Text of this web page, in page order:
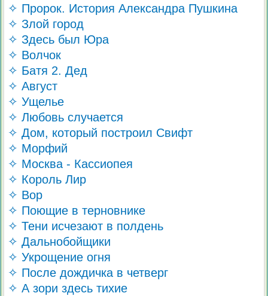
✧ Пророк. История Александра Пушкина
✧ Злой город
✧ Здесь был Юра
✧ Волчок
✧ Батя 2. Дед
✧ Август
✧ Ущелье
✧ Любовь случается
✧ Дом, который построил Свифт
✧ Морфий
✧ Москва - Кассиопея
✧ Король Лир
✧ Вор
✧ Поющие в терновнике
✧ Тени исчезают в полдень
✧ Дальнобойщики
✧ Укрощение огня
✧ После дождичка в четверг
✧ А зори здесь тихие